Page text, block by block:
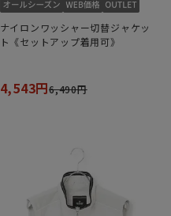
ナイロンワッシャー切替ジャケッ
ト《セットアップ着用可》
4,543円6,490円